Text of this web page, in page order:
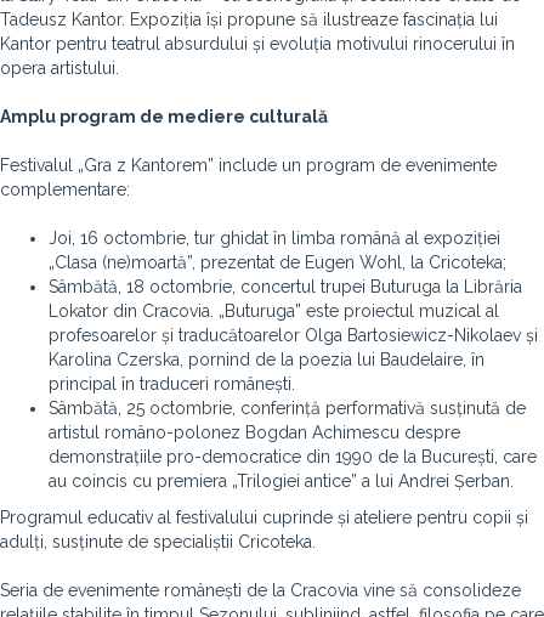
Tadeusz Kantor. Expoziția își propune să ilustreaze fascinația lui
Kantor pentru teatrul absurdului și evoluția motivului rinocerului în
opera artistului.
Amplu program de mediere culturală
Festivalul „Gra z Kantorem” include un program de evenimente
complementare:
Joi, 16 octombrie, tur ghidat în limba română al expoziției
„Clasa (ne)moartă”, prezentat de Eugen Wohl, la Cricoteka;
Sâmbătă, 18 octombrie, concertul trupei Buturuga la Librăria
Lokator din Cracovia. „Buturuga” este proiectul muzical al
profesoarelor și traducătoarelor Olga Bartosiewicz-Nikolaev și
Karolina Czerska, pornind de la poezia lui Baudelaire, în
principal în traduceri românești.
Sâmbătă, 25 octombrie, conferință performativă susținută de
artistul româno-polonez Bogdan Achimescu despre
demonstrațiile pro-democratice din 1990 de la București, care
au coincis cu premiera „Trilogiei antice” a lui Andrei Șerban.
Programul educativ al festivalului cuprinde și ateliere pentru copii și
adulți, susținute de specialiștii Cricoteka.
Seria de evenimente românești de la Cracovia vine să consolideze